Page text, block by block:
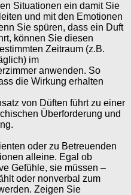
Situationen ein damit Sie
und mit den Emotionen
Sie spüren, dass ein Duft
können Sie diesen
Zeitraum (z.B.
im
anwenden. So
die Wirkung erhalten
von Düften führt zu einer
Überforderung und
oder zu Betreuenden
alleine. Egal ob
Gefühle, sie müssen –
oder nonverbal zum
Zeigen Sie